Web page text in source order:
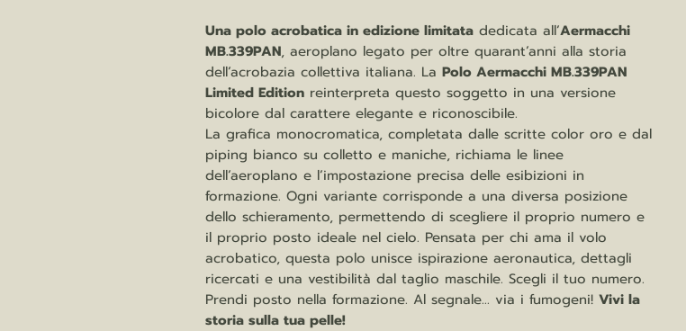
Una polo acrobatica in edizione limitata dedicata all’Aermacchi
MB.339PAN, aeroplano legato per oltre quarant’anni alla storia
dell’acrobazia collettiva italiana. La Polo Aermacchi MB.339PAN
Limited Edition reinterpreta questo soggetto in una versione
bicolore dal carattere elegante e riconoscibile.
La grafica monocromatica, completata dalle scritte color oro e dal
piping bianco su colletto e maniche, richiama le linee
dell’aeroplano e l’impostazione precisa delle esibizioni in
formazione. Ogni variante corrisponde a una diversa posizione
dello schieramento, permettendo di scegliere il proprio numero e
il proprio posto ideale nel cielo. Pensata per chi ama il volo
acrobatico, questa polo unisce ispirazione aeronautica, dettagli
ricercati e una vestibilità dal taglio maschile. Scegli il tuo numero.
Prendi posto nella formazione. Al segnale... via i fumogeni! Vivi la
storia sulla tua pelle!